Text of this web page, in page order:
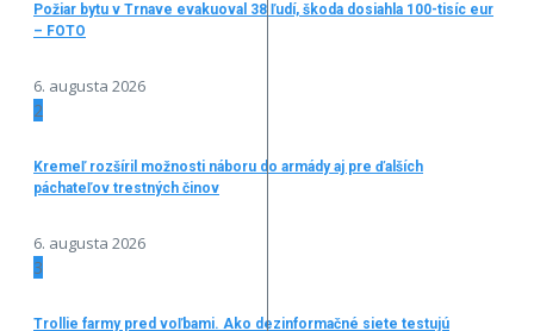
Požiar bytu v Trnave evakuoval 38 ľudí, škoda dosiahla 100-tisíc eur
– FOTO
6. augusta 2026
2
Kremeľ rozšíril možnosti náboru do armády aj pre ďalších
páchateľov trestných činov
6. augusta 2026
3
Trollie farmy pred voľbami. Ako dezinformačné siete testujú